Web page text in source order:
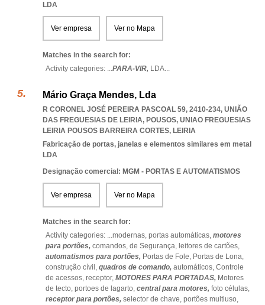
LDA
Ver empresa Ver no Mapa
Matches in the search for:
Activity categories: ...PARA-VIR, LDA...
Mário Graça Mendes, Lda
R CORONEL JOSÉ PEREIRA PASCOAL 59, 2410-234, UNIÃO
DAS FREGUESIAS DE LEIRIA, POUSOS, UNIAO FREGUESIAS
LEIRIA POUSOS BARREIRA CORTES, LEIRIA
Fabricação de portas, janelas e elementos similares em metal
LDA
Designação comercial: MGM - PORTAS E AUTOMATISMOS
Ver empresa Ver no Mapa
Matches in the search for:
Activity categories: ...modernas, portas automáticas, motores
para portões, comandos, de Segurança, leitores de cartões,
automatismos para portões, Portas de Fole, Portas de Lona,
construção cívil, quadros de comando, automáticos, Controle
de acessos, receptor, MOTORES PARA PORTADAS, Motores
de tecto, portoes de lagarto, central para motores, foto células,
receptor para portões, selector de chave, portões multiuso,